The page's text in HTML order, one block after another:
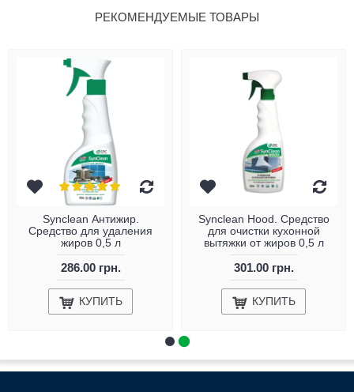
РЕКОМЕНДУЕМЫЕ ТОВАРЫ
Synclean Антижир.
Средство для удаления
жиров 0,5 л
286.00 грн.
КУПИТЬ
Synclean Hood. Средство
для очистки кухонной
вытяжки от жиров 0,5 л
301.00 грн.
КУПИТЬ